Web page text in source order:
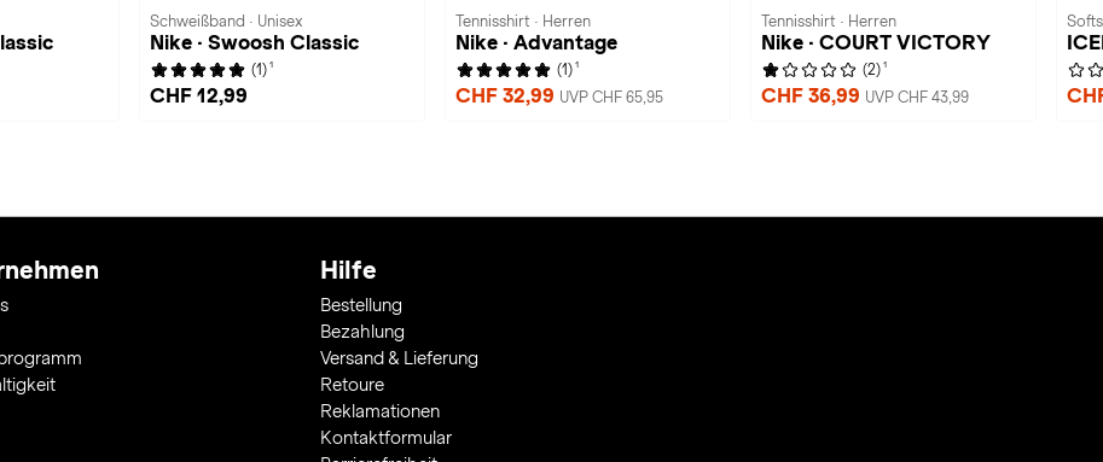
Schweißband · Unisex
Nike · Swoosh Classic
(1) 1
CHF 12,99
Tennisshirt · Herren
Nike · Advantage
(1) 1
CHF 32,99 UVP CHF 65,95
Tennisshirt · Herren
Nike · COURT VICTORY
(2) 1
CHF 36,99 UVP CHF 43,99
Hilfe
Bestellung
Bezahlung
Versand & Lieferung
Retoure
Reklamationen
Kontaktformular